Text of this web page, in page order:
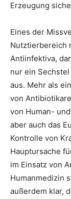
Erzeugung
Eines der
Nutztierbereich
Antiinfektiva,
nur ein
aus. Mehr als
von
von Human-
aber auch das
Kontrolle von
Hauptursache
im Einsatz von
Humanmedizin
außerdem klar,